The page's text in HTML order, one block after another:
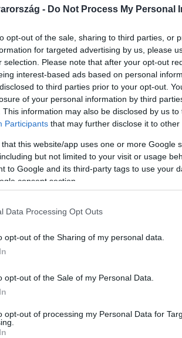
- Do Not Process My Personal
opt-out of the sale, sharing to third parties, or
for targeted advertising by us, please
selection. Please note that after your opt-out
interest-based ads based on personal
to third parties prior to your opt-out.
of your personal information by third
This information may also be disclosed by us
Participants that may further disclose it to other
that this website/app uses one or more Google
but not limited to your visit or usage
to Google and its third-party tags to use your
consent section.
Data Processing Opt Outs
opt-out of the Sharing of my personal data.
opt-out of the Sale of my Personal Data.
opt-out of processing my Personal Data for
a bicepszét szépítette, és
ahhoz, hogy összenyomja a